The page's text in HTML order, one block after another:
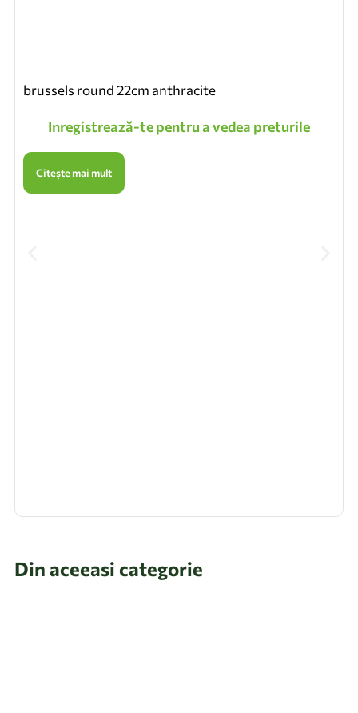
brussels round 22cm anthracite
Inregistrează-te pentru a vedea preturile
Citește mai mult
Din aceeasi categorie